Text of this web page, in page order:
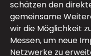
schätzen den
gemeinsame
wir die Möglichkeit
Messen, um neue
Netzwerke zu